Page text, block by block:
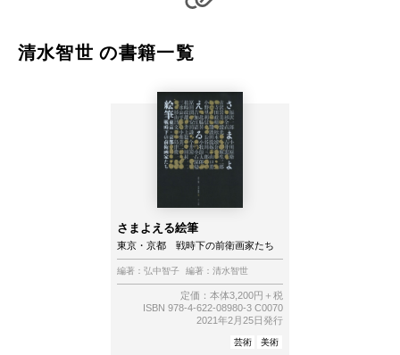
清水智世 の書籍一覧
さまよえる絵筆
東京・京都 戦時下の前衛画家たち
編著： 弘中智子 編著： 清水智世
定価：本体3,200円＋税
ISBN 978-4-622-08980-3 C0070
2021年2月25日発行
芸術 美術